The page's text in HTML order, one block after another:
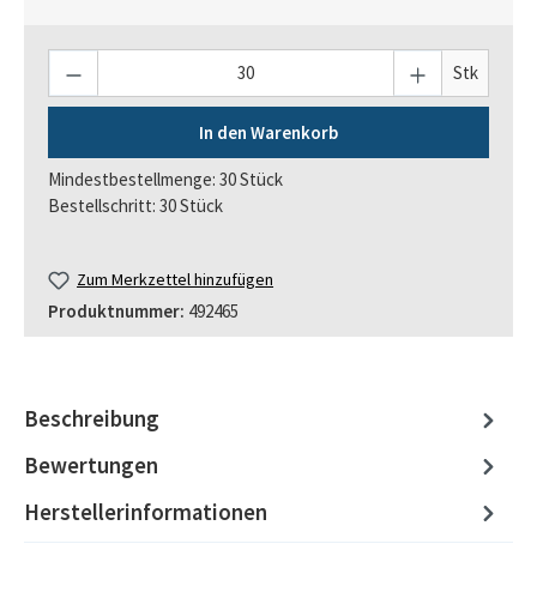
Stk
In den Warenkorb
Mindestbestellmenge: 30 Stück
Bestellschritt: 30 Stück
Zum Merkzettel hinzufügen
Produktnummer: 492465
Beschreibung
Bewertungen
Herstellerinformationen